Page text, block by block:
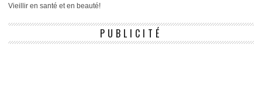
Vieillir en santé et en beauté!
PUBLICITÉ